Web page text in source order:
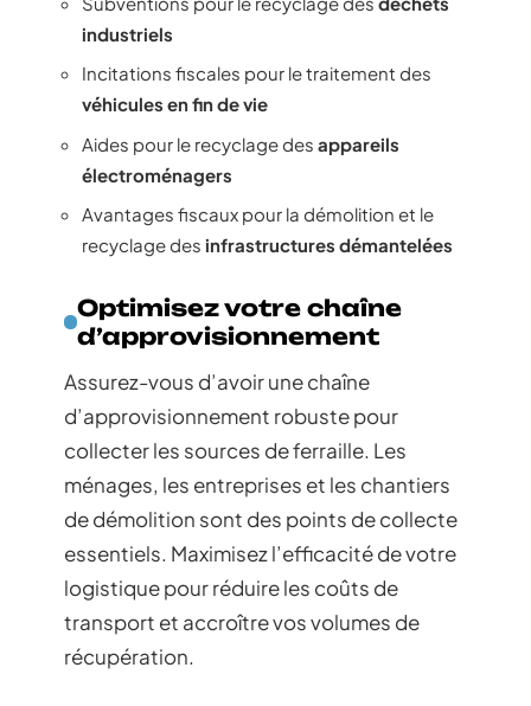
industriels
Incitations fiscales pour le traitement des
véhicules en fin de vie
Aides pour le recyclage des appareils
électroménagers
Avantages fiscaux pour la démolition et le
recyclage des infrastructures démantelées
Optimisez votre chaîne
d’approvisionnement
Assurez-vous d’avoir une chaîne
d’approvisionnement robuste pour
collecter les sources de ferraille. Les
ménages, les entreprises et les chantiers
de démolition sont des points de collecte
essentiels. Maximisez l’efficacité de votre
logistique pour réduire les coûts de
transport et accroître vos volumes de
récupération.